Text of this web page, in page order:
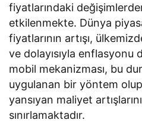
fiyatlarındaki
etkilenmekte. Dünya
fiyatlarının artışı,
ve dolayısıyla enflasyonu
mobil mekanizması, bu
uygulanan bir yöntem
yansıyan maliyet
sınırlamaktadır.